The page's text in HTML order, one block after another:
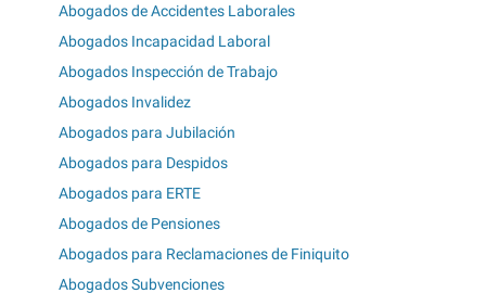
Abogados de Accidentes Laborales
Abogados Incapacidad Laboral
Abogados Inspección de Trabajo
Abogados Invalidez
Abogados para Jubilación
Abogados para Despidos
Abogados para ERTE
Abogados de Pensiones
Abogados para Reclamaciones de Finiquito
Abogados Subvenciones